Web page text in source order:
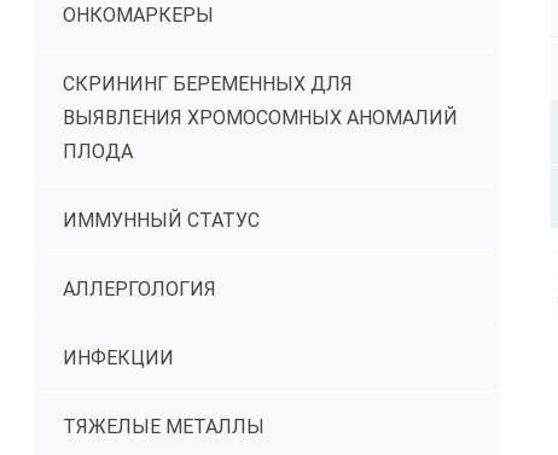
ОНКОМАРКЕРЫ
СКРИНИНГ БЕРЕМЕННЫХ ДЛЯ
ВЫЯВЛЕНИЯ ХРОМОСОМНЫХ АНОМАЛИЙ
ПЛОДА
ИММУННЫЙ СТАТУС
АЛЛЕРГОЛОГИЯ
ИНФЕКЦИИ
ТЯЖЕЛЫЕ МЕТАЛЛЫ